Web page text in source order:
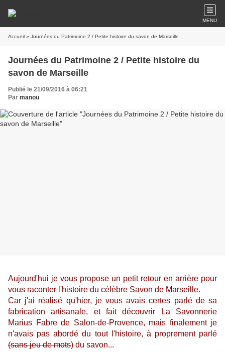
MENU
Accueil » Journées du Patrimoine 2 / Petite histoire du savon de Marseille
Journées du Patrimoine 2 / Petite histoire du
savon de Marseille
Publié le 21/09/2016 à 06:21
Par manou
Aujourd'hui je vous propose un petit retour en arrière pour
vous raconter l'histoire du célèbre Savon de Marseille.
Car j'ai réalisé qu'hier, je vous avais certes parlé de sa
fabrication artisanale, et fait découvrir La Savonnerie
Marius Fabre de Salon-de-Provence, mais finalement je
n'avais pas abordé du tout l'histoire, à proprement parlé
(sans jeu de mots) du savon...